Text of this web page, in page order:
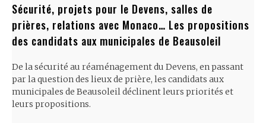
Sécurité, projets pour le Devens, salles de
prières, relations avec Monaco… Les propositions
des candidats aux municipales de Beausoleil
De la sécurité au réaménagement du Devens, en passant
par la question des lieux de prière, les candidats aux
municipales de Beausoleil déclinent leurs priorités et
leurs propositions.